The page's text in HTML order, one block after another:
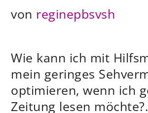
von reginepbsvsh
Wie kann ich mit
mein geringes
optimieren, wenn ich
Zeitung lesen